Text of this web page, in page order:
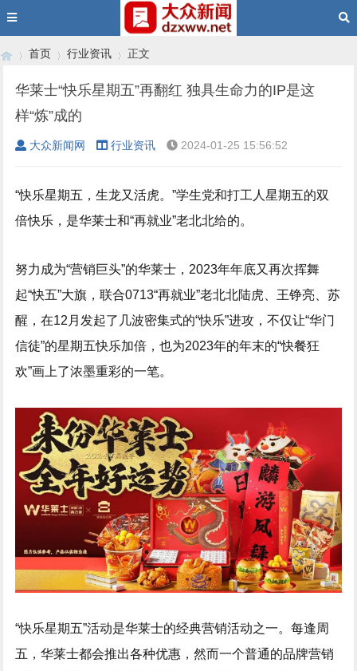
首页
›
行业资讯 正文
华莱士“快乐星期五”再翻红 独具生命力的IP是这
样“炼”成的
大众新闻网 行业资讯 2024-01-25 15:56:52
“快乐星期五，生龙又活虎。”学生党和打工人星期五的双
倍快乐，是华莱士和“再就业”老北北给的。
努力成为“营销巨头”的华莱士，2023年年底又再次挥舞
起“快五”大旗，联合0713“再就业”老北北陆虎、王铮亮、苏
醒，在12月发起了几波密集式的“快乐”进攻，不仅让“华门
信徒”的星期五快乐加倍，也为2023年的年末的“快餐狂
欢”画上了浓墨重彩的一笔。
“快乐星期五”活动是华莱士的经典营销活动之一。每逢周
五，华莱士都会推出各种优惠，然而一个普通的品牌营销